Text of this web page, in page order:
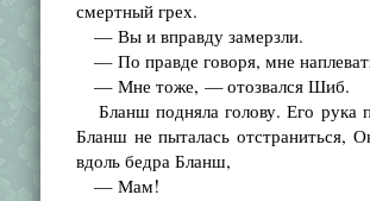
смертный грех.
— Вы и вправду замерзли.
— По правде говоря, мне
— Мне тоже, — отозвался Шиб.
Бланш подняла голову. Его рука
Бланш не пыталась отстраниться,
вдоль бедра Бланш,
— Мам!